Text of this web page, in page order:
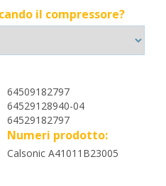
il compressore?
64509182797
64529128940-04
64529182797
Numeri prodotto:
Calsonic A41011B23005